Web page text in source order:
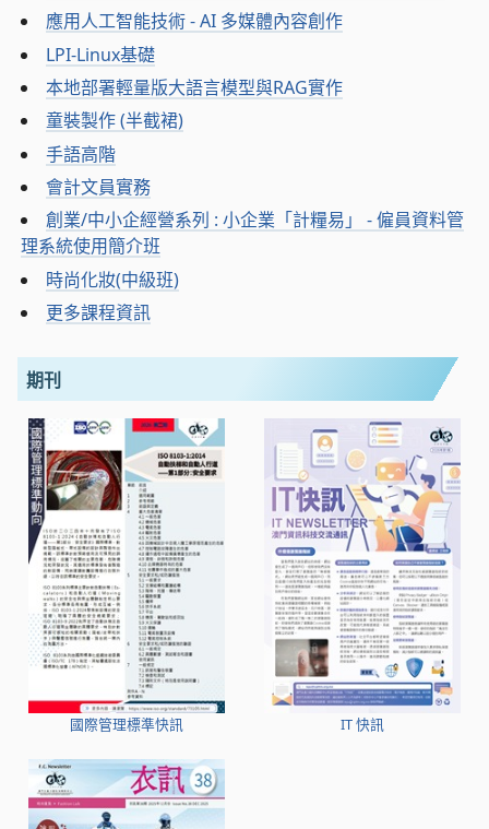
應用人工智能技術 - AI 多媒體內容創作
LPI-Linux基礎
本地部署輕量版大語言模型與RAG實作
童裝製作 (半截裙)
手語高階
會計文員實務
創業/中小企經營系列 : 小企業「計糧易」 - 僱員資料管
理系統使用簡介班
時尚化妝(中級班)
更多課程資訊
期刊
國際管理標準快訊 IT 快訊